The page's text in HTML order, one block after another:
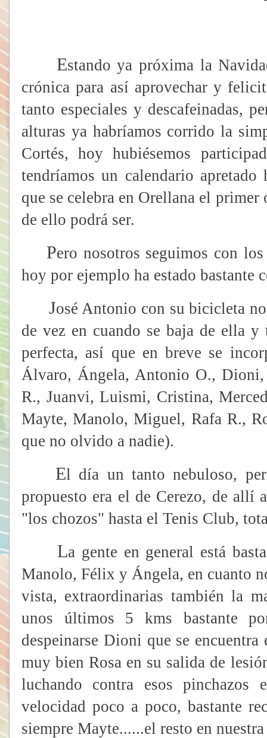
Estando ya próxima la
crónica para así aprovechar y
tanto especiales y descafeinadas,
alturas ya habríamos corrido la
Cortés, hoy hubiésemos
tendríamos un calendario
que se celebra en Orellana el
de ello podrá ser.
Pero nosotros seguimos con
hoy por ejemplo ha estado bastante
José Antonio con su bicicleta
de vez en cuando se baja de ella
perfecta, así que en breve se
Álvaro, Ángela, Antonio O., Dioni,
R., Juanvi, Luismi, Cristina,
Mayte, Manolo, Miguel, Rafa R.,
que no olvido a nadie).
El día un tanto nebuloso,
propuesto era el de Cerezo, de allí
"los chozos" hasta el Tenis Club,
La gente en general está
Manolo, Félix y Ángela, en cuanto
vista, extraordinarias también la
unos últimos 5 kms bastante
despeinarse Dioni que se
muy bien Rosa en su salida de
luchando contra esos pinchazos
velocidad poco a poco, bastante
siempre Mayte......el resto en